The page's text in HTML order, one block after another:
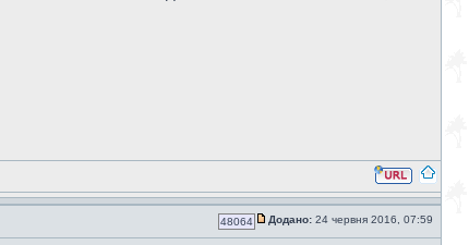
48064 Додано: 24 червня 2016, 07:59